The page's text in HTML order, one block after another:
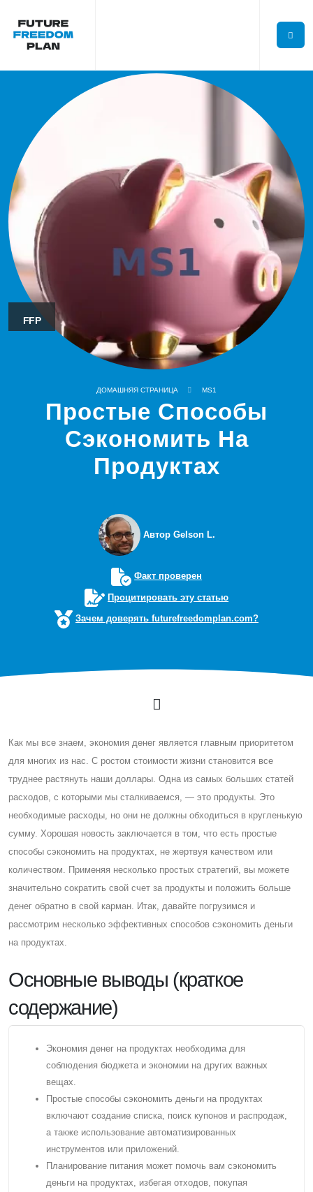
FFP
ДОМАШНЯЯ СТРАНИЦА MS1
Простые Способы
Сэкономить На
Продуктах
Автор Gelson L.
Факт проверен
Процитировать эту статью
Зачем доверять futurefreedomplan.com?
Как мы все знаем, экономия денег является главным приоритетом
для многих из нас. C ростом стоимости жизни становится все
труднее растянуть наши доллары. Одна из самых больших статей
расходов, с которыми мы сталкиваемся, — это продукты. Это
необходимые расходы, но они не должны обходиться в кругленькую
сумму. Хорошая новость заключается в том, что есть простые
способы сэкономить на продуктах, не жертвуя качеством или
количеством. Применяя несколько простых стратегий, вы можете
значительно сократить свой счет за продукты и положить больше
денег обратно в свой карман. Итак, давайте погрузимся и
рассмотрим несколько эффективных способов сэкономить деньги
на продуктах.
Основные выводы (краткое
содержание)
Экономия денег на продуктах необходима для
соблюдения бюджета и экономии на других важных
вещах.
Простые способы сэкономить деньги на продуктах
включают создание списка, поиск купонов и распродаж,
а также использование автоматизированных
инструментов или приложений.
Планирование питания может помочь вам сэкономить
деньги на продуктах, избегая отходов, покупая